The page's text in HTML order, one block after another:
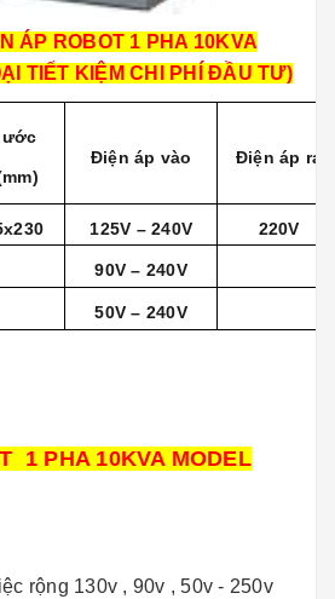
ÁP ROBOT 1 PHA 10KVA
TIẾT KIỆM CHI PHÍ ĐẦU TƯ)
Điện áp vào Điện áp ra
125V – 240V 220V
90V – 240V
50V – 240V
1 PHA 10KVA MODEL
rộng 130v , 90v , 50v - 250v